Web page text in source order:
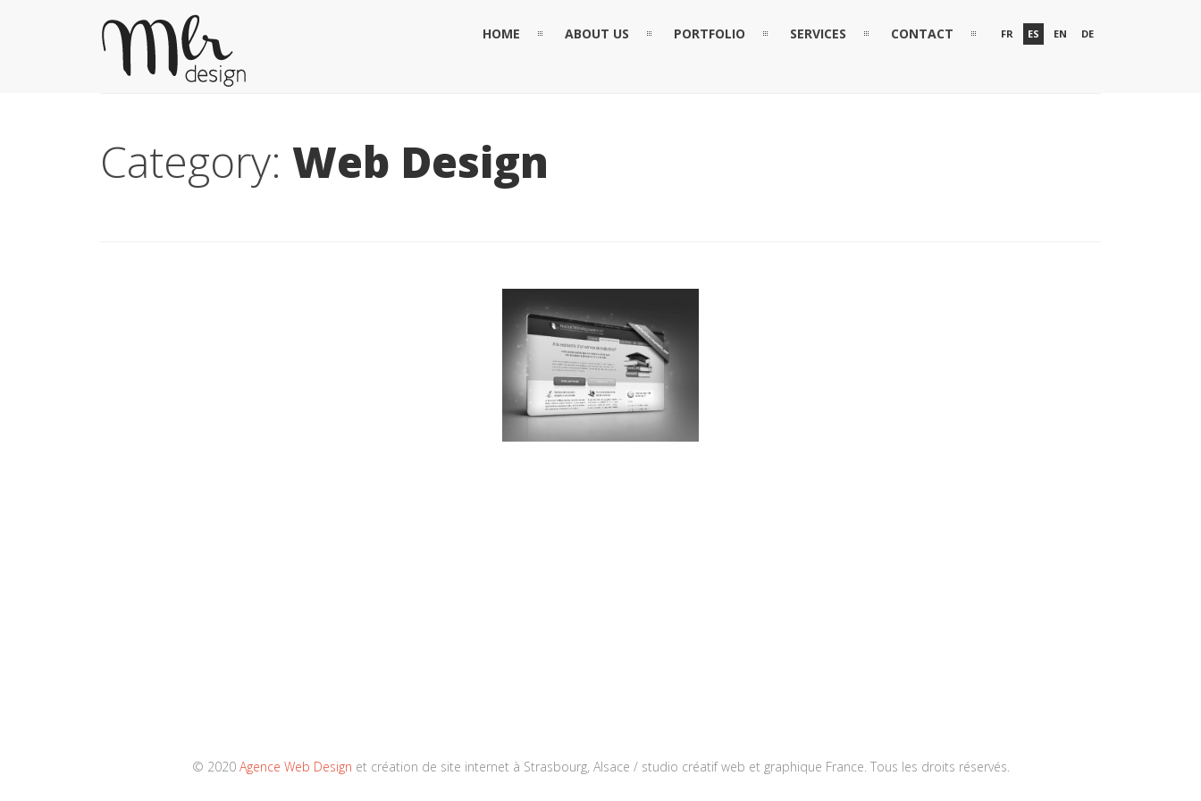
FR ES EN DE
HOME ABOUT US PORTFOLIO SERVICES CONTACT
Category: Web Design
© 2020 Agence Web Design et création de site internet à Strasbourg, Alsace / studio créatif web et graphique France. Tous les droits réservés.